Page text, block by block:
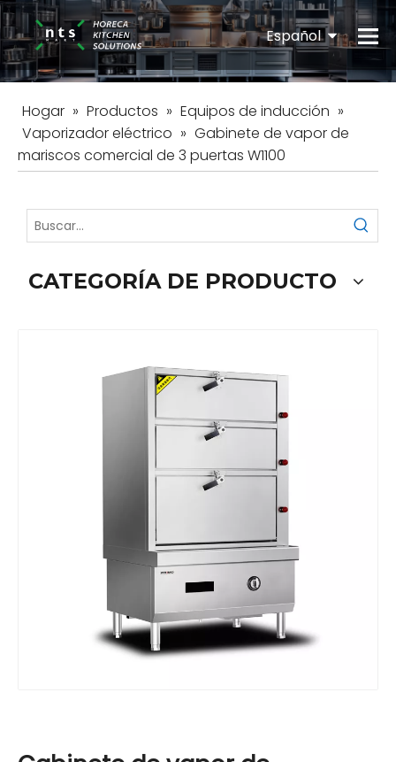
Español
English
Hogar » Productos » Equipos de inducción »
Vaporizador eléctrico » Gabinete de vapor de
mariscos comercial de 3 puertas W1100
CATEGORÍA DE PRODUCTO